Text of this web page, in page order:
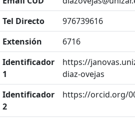
Tel Directo
976739616
Extensión
6716
Identificador
1
https://
diaz-ovejas
Identificador
2
https://orcid.org/